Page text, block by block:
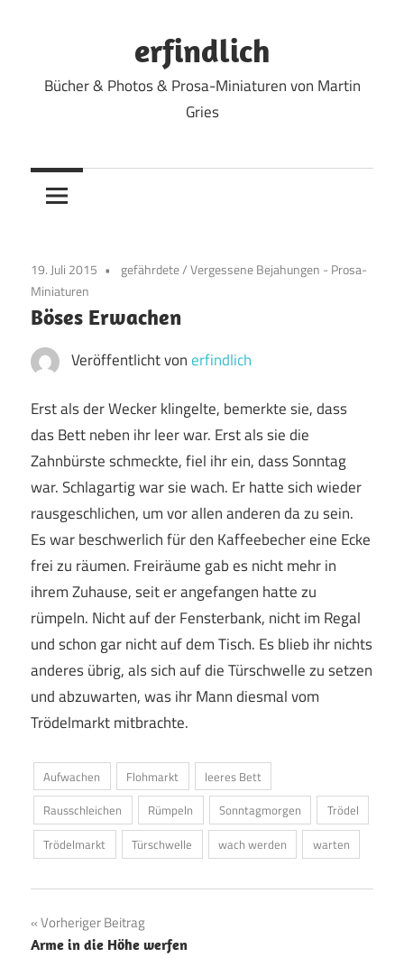
erfindlich
Bücher & Photos & Prosa-Miniaturen von Martin
Gries
19. Juli 2015 gefährdete/Vergessene Bejahungen - Prosa-
Miniaturen
Böses Erwachen
Veröffentlicht vonerfindlich
Erst als der Wecker klingelte, bemerkte sie, dass
das Bett neben ihr leer war. Erst als sie die
Zahnbürste schmeckte, fiel ihr ein, dass Sonntag
war. Schlagartig war sie wach. Er hatte sich wieder
rausgeschlichen, um vor allen anderen da zu sein.
Es war beschwerlich für den Kaffeebecher eine Ecke
frei zu räumen. Freiräume gab es nicht mehr in
ihrem Zuhause, seit er angefangen hatte zu
rümpeln. Nicht auf der Fensterbank, nicht im Regal
und schon gar nicht auf dem Tisch. Es blieb ihr nichts
anderes übrig, als sich auf die Türschwelle zu setzen
und abzuwarten, was ihr Mann diesmal vom
Trödelmarkt mitbrachte.
Aufwachen Flohmarkt
leeres Bett
Rausschleichen
Rümpeln Sonntagmorgen
Trödel
Trödelmarkt
Türschwelle wach werden warten
Beitragsnavigation
Vorheriger Beitrag
Arme in die Höhe werfen